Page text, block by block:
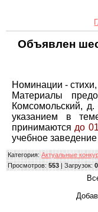
Объявлен
Номинации -
Материалы
Комсомольский,
указанием в
принимаются до
учебное
Категория: Актуальные
Просмотров: 553 Загрузок: 0